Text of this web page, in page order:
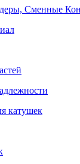
Сменные
катушек